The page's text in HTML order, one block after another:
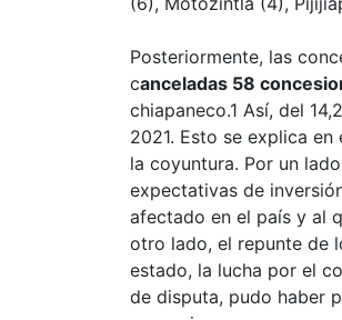
Posteriormente, las
canceladas 58
chiapaneco.1 Así, del
2021. Esto se explica
la coyuntura. Por un
expectativas de
afectado en el país y al
otro lado, el repunte de
estado, la lucha por el
de disputa, pudo haber